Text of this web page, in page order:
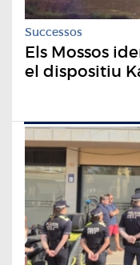
Successos
Els Mossos
el dispositiu